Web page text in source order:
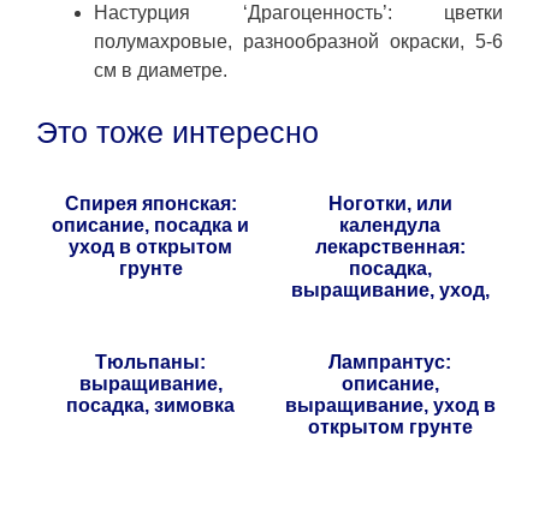
Настурция ‘Драгоценность’: цветки
полумахровые, разнообразной окраски, 5-6
см в диаметре.
Это тоже интересно
Спирея японская:
описание, посадка и
уход в открытом
грунте
Ноготки, или
календула
лекарственная:
посадка,
выращивание, уход,
Тюльпаны:
выращивание,
посадка, зимовка
Лампрантус:
описание,
выращивание, уход в
открытом грунте